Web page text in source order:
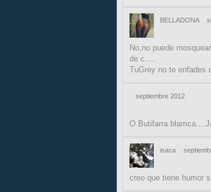
BELLADONA
No,no puede
de c.....
TuGrey no te enfades
septiembre 2012
O Butifarra
isaca
creo que tiene humor